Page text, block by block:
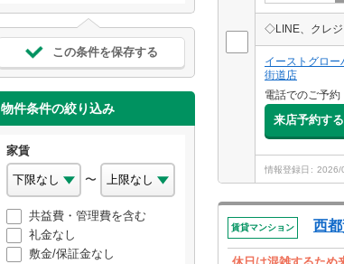
この条件を保存する
物件条件の絞り込み
家賃
〜
共益費・管理費を含む
礼金なし
敷金/保証金なし
イーストグロ
街道店
電話でのご予約
来店予約する
情報登録日 2026/
賃貸マンション 西